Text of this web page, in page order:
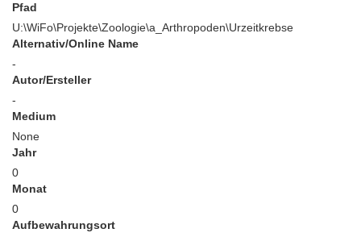
Pfad
U:\WiFo\Projekte\Zoologie\a_Arthropoden\Urzeitkrebse
Alternativ/Online Name
-
Autor/Ersteller
-
Medium
None
Jahr
0
Monat
0
Aufbewahrungsort